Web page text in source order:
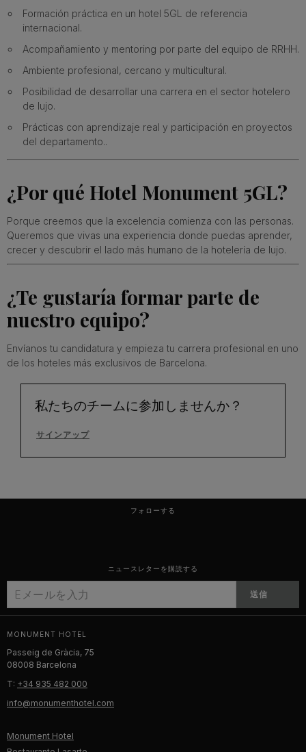
Formación práctica en un hotel 5GL de referencia
internacional.
Acompañamiento y mentoring por parte del equipo de RRHH.
Ambiente profesional, cercano y multicultural.
Posibilidad de desarrollar una carrera en el sector hotelero
de lujo.
Prácticas con aprendizaje real y participación en proyectos
del departamento..
¿Por qué Hotel Monument 5GL?
Porque creemos que la excelencia comienza con las personas.
Queremos que vivas una experiencia donde puedas aprender,
crecer y descubrir el lado más humano de la hotelería de lujo.
¿Te gustaría formar parte de
nuestro equipo?
Envíanos tu candidatura y empieza tu carrera profesional en uno
de los hoteles más exclusivos de Barcelona.
私たちのチームに参加しませんか？
サインアップ
フォローする
ニュースレターを購読する
送信
MONUMENT HOTEL
Passeig de Gràcia, 75
08008 Barcelona
T: +34 935 482 000
info@monumenthotel.com
Monument Hotel